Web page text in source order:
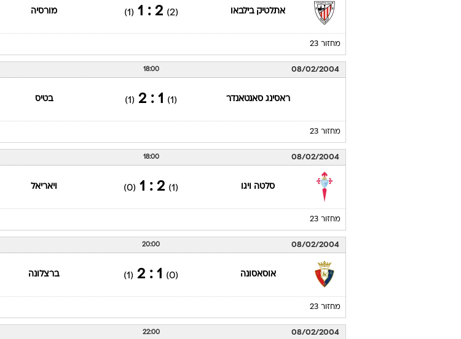
אתלטיק בילבאו (2)
2 : 1
(1) מורסיה
מחזור 23
08/02/2004
18:00
ראסינג סאנטאנדר (1)
1 : 2
(1) בטיס
מחזור 23
08/02/2004
18:00
סלטה ויגו (1)
2 : 1
(0) ויאריאל
מחזור 23
08/02/2004
20:00
אוסאסונה (0)
1 : 2
(1) ברצלונה
מחזור 23
08/02/2004
22:00